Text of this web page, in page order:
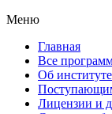
Меню
Главная
Все
Об институте
Лицензии и